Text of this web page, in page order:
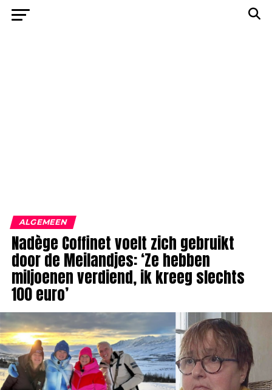
ALGEMEEN
Nadège Coffinet voelt zich gebruikt
door de Meilandjes: ‘Ze hebben
miljoenen verdiend, ik kreeg slechts
100 euro’